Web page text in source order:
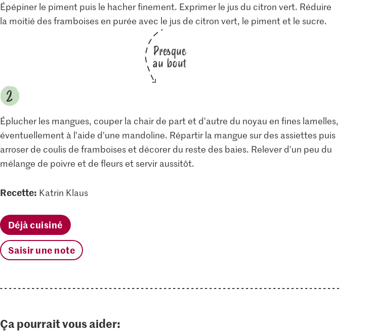
Épépiner le piment puis le hacher finement. Exprimer le jus du citron vert. Réduire
la moitié des framboises en purée avec le jus de citron vert, le piment et le sucre.
Presque
au bout
Éplucher les mangues, couper la chair de part et d’autre du noyau en fines lamelles,
éventuellement à l’aide d’une mandoline. Répartir la mangue sur des assiettes puis
arroser de coulis de framboises et décorer du reste des baies. Relever d'un peu du
mélange de poivre et de fleurs et servir aussitôt.
Recette: Katrin Klaus
Déjà cuisiné
Saisir une note
Ça pourrait vous aider: